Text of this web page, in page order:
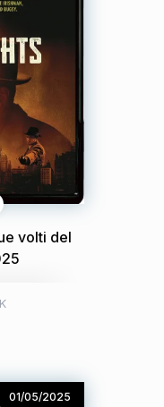
volti del
01/05/2025